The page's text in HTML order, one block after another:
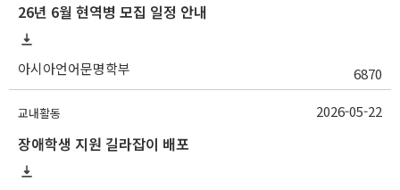
26년 6월 현역병 모집 일정 안내
아시아언어문명학부 6870
교내활동
장애학생 지원 길라잡이 배포
2026-05-22